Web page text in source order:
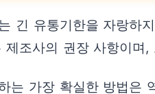
긴 유통기한을 자랑하
제조사의 권장 사항이며
는 가장 확실한 방법은